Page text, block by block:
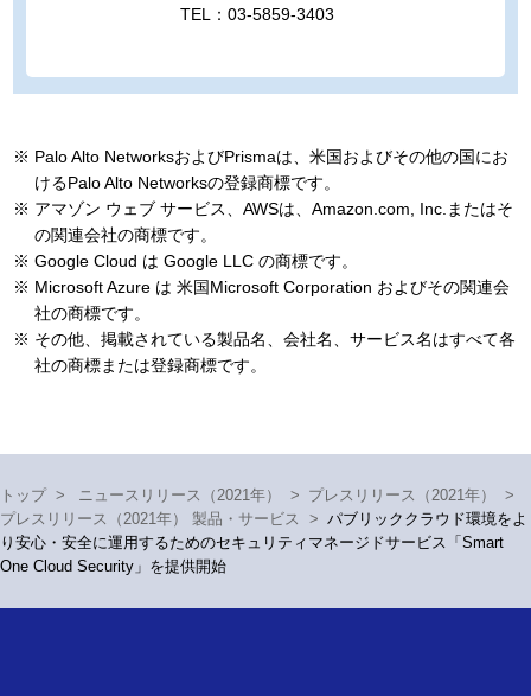
トップ > ニュースリリース（2021年） > プレスリリース（2021年）
>
プレスリリース（2021年） 製品・サービス
> パブリッククラウド環境をよ
り安心・安全に運用するためのセキュリティマネージドサービス「Smart
One Cloud Security」を提供開始
TEL：03-5859-3403
※ Palo Alto NetworksおよびPrismaは、米国およびその他の国にお
けるPalo Alto Networksの登録商標です。
※ アマゾン ウェブ サービス、AWSは、Amazon.com, Inc.またはそ
の関連会社の商標です。
※ Google Cloud は Google LLC の商標です。
※ Microsoft Azure は 米国Microsoft Corporation およびその関連会
社の商標です。
※ その他、掲載されている製品名、会社名、サービス名はすべて各
社の商標または登録商標です。